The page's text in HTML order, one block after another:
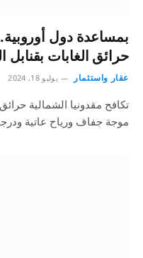
بمساعدة دول
حرائق الغابات بقنابل
عقار واستثمار يوليو 18, 2024
تكافح مقدونيا الشمالية
موجة جفاف ورياح عاتية